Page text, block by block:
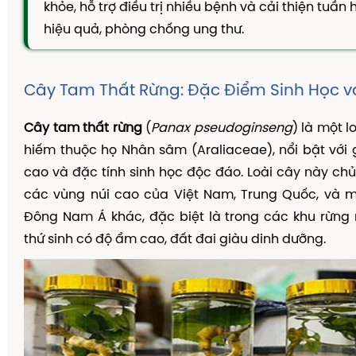
TAM THẤT MẬT ONG
CAO DÂY THÌA CANH
KIẾN THỨC
Kiến Thức Về Ho
Kiến Thức Về Dạ Dày
Kiến Thức Về Đại Tràng
Kiến Thức Về Hà Thủ Ô
Kiến Thức Về Tam Thất
Kiến Thức Về Tiểu Đường
Kiến Thức Về Dầu Gội Thảo Dược
Kiến Thức Về Máy Lọc Không Khí
Nấm Lưỡi
khỏe, hỗ trợ điều trị nhiều bệnh và cải thiện tuần
hiệu quả, phòng chống ung thư.
Cây Tam Thất Rừng: Đặc Điểm Sinh Học
Cây tam thất rừng(Panax pseudoginseng) là một
hiếm thuộc họ Nhân sâm (Araliaceae), nổi bật với
cao và đặc tính sinh học độc đáo. Loài cây này
các vùng núi cao của Việt Nam, Trung Quốc, và
Đông Nam Á khác, đặc biệt là trong các khu rừng
thứ sinh có độ ẩm cao, đất đai giàu dinh dưỡng.